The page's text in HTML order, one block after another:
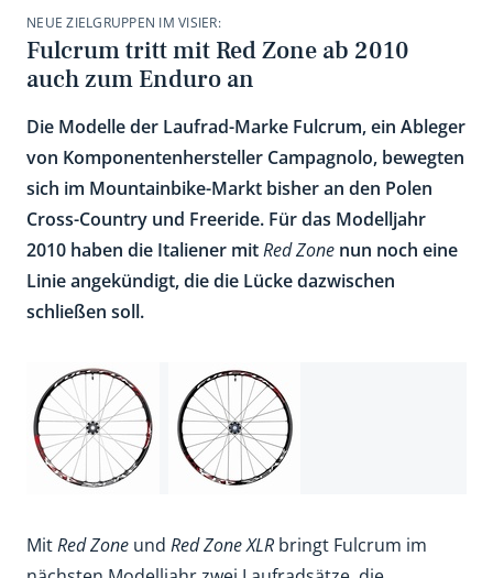
NEUE ZIELGRUPPEN IM VISIER:
Fulcrum tritt mit Red Zone ab 2010
auch zum Enduro an
Die Modelle der Laufrad-Marke Fulcrum, ein Ableger
von Komponentenhersteller Campagnolo, bewegten
sich im Mountainbike-Markt bisher an den Polen
Cross-Country und Freeride. Für das Modelljahr
2010 haben die Italiener mitRed Zone nun noch eine
Linie angekündigt, die die Lücke dazwischen
schließen soll.
MitRed Zone und Red Zone XLR bringt Fulcrum im